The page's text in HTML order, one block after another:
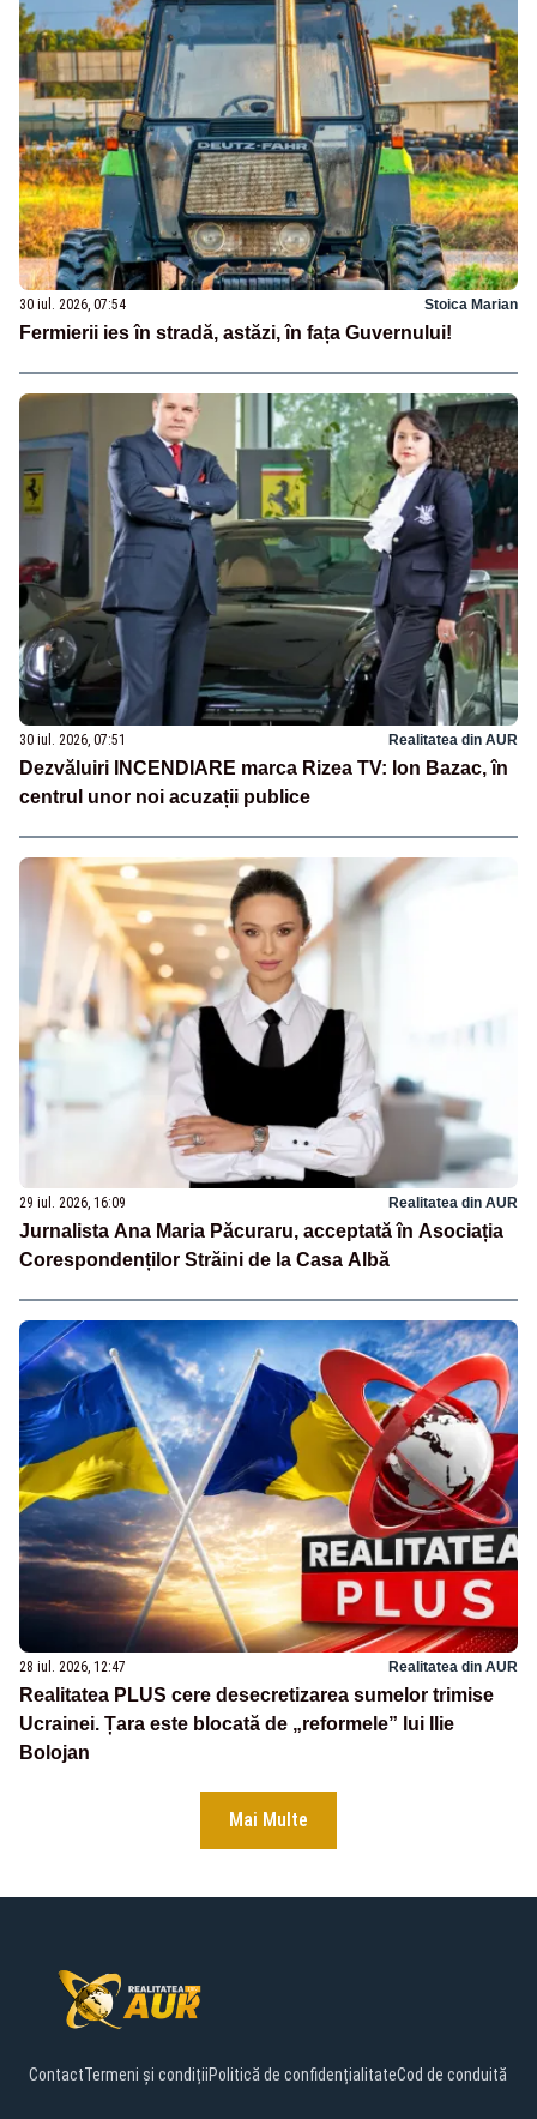
30 iul. 2026, 07:54 Stoica Marian
Fermierii ies în stradă, astăzi, în fața Guvernului!
30 iul. 2026, 07:51 Realitatea din AUR
Dezvăluiri INCENDIARE marca Rizea TV: Ion Bazac, în
centrul unor noi acuzații publice
29 iul. 2026, 16:09 Realitatea din AUR
Jurnalista Ana Maria Păcuraru, acceptată în Asociația
Corespondenților Străini de la Casa Albă
28 iul. 2026, 12:47 Realitatea din AUR
Realitatea PLUS cere desecretizarea sumelor trimise
Ucrainei. Țara este blocată de „reformele” lui Ilie
Bolojan
Mai Multe
ContactTermeni și condițiiPolitică de confidențialitateCod de conduită